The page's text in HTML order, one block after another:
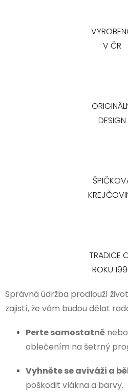
V ČR
DESIGN
TRADICE
ROKU
Správná údržba prodlouží
zajistí, že vám budou dělat
Perte samostatně
oblečením na šetrný
Vyhněte se aviváži a
poškodit vlákna a barvy.